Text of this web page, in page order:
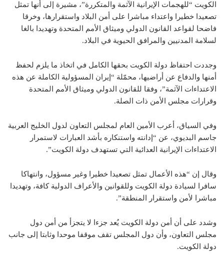
الكويت “للهجمات الإيرانية الآثمة والمتكررة”، مشيرة إلى أنها تمثل
تصعيدا خطيرا واعتداء مباشرا على أمن البلاد واستقرارها، وخرقا
فاضحا لقواعد القانون الدولي وميثاق الأمم المتحدة وتهديدا بالغا
لسلامة المدنيين والمرافق الحيوية في البلاد.
وجددت احتفاظ دولة الكويت بحقها الكامل في اتخاذ ما يلزم لحفظ
أمنها والدفاع عن أراضيها، محمّلة “إيران المسؤولية الكاملة عن هذه
الاعتداءات الآثمة”، وفقا للقانون الدولي وميثاق الأمم المتحدة
وقرارات مجلس الأمن ذات الصلة.
وفي السياق، أعرب الأمين العام لمجلس التعاون لدول الخليج العربية
جاسم البديوي، عن “إدانته واستنكاره بأشد العبارات لاستمرار
الاعتداءات الإيرانية العدائية التي تستهدف دولة الكويت”.
وقال إن “هذه الأعمال تمثل تصعيدا خطيرا وغير مسؤول، وانتهاكا
سافرا لسيادة دولة الكويت وللقوانين والأعراف الدولية كافة، وتهديدا
مباشرا لأمن واستقرار المنطقة”.
وشدد على أن أمن دولة الكويت يُعد جزءا لا يتجزأ من أمن دول
مجلس التعاون، وأن دول المجلس تقف موقفا موحدا وثابتا إلى جانب
دولة الكويت.